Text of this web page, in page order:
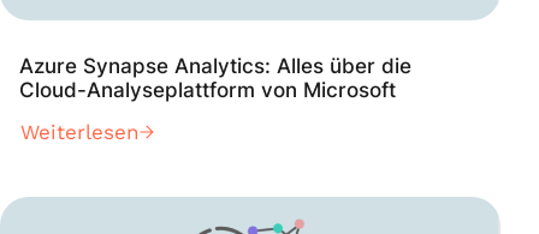
Azure Synapse Analytics: Alles über die
Cloud-Analyseplattform von Microsoft
Weiterlesen